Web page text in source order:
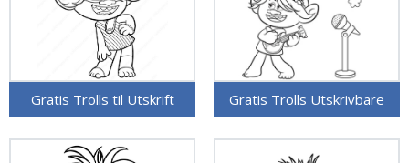
Gratis Trolls til Utskrift Gratis Trolls Utskrivbare